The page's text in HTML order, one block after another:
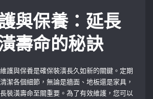
與保養：延長
壽命的秘訣
護與保養是確保裝潢長久如新的關鍵。定期
潔各個細節，無論是牆面、地板還是家具，
裝潢壽命至關重要。為了有效維護，您可以